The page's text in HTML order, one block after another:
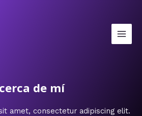
de mí
amet, consectetur adipiscing elit.